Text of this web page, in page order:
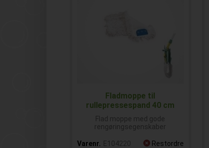
Fladmoppe til
rullepressespand 40 cm
Flad moppe med gode
rengøringsegenskaber
Varenr. E104220
Restordre